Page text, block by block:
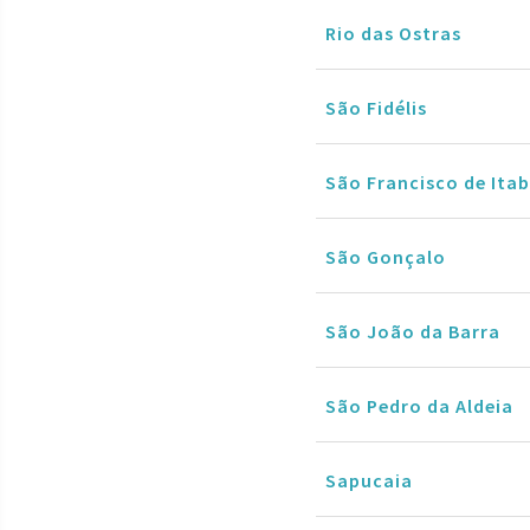
Rio das Ostras
São Fidélis
São Francisco de
São Gonçalo
São João da Barra
São Pedro da Aldeia
Sapucaia